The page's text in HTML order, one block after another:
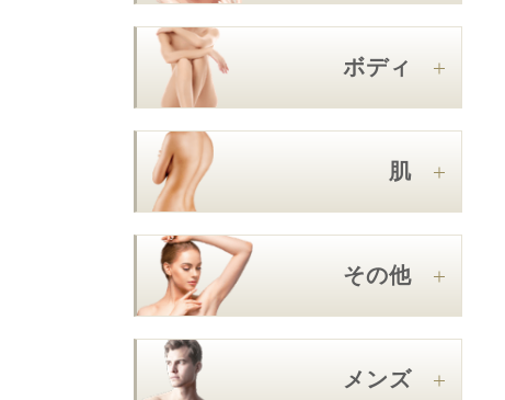
ボディ
肌
その他
メンズ